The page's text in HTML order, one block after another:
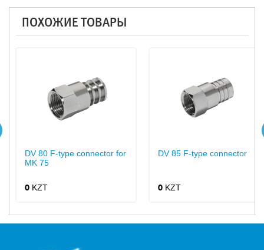
ПОХОЖИЕ ТОВАРЫ
DV 80 F-type connector for
MK 75
0 KZT
DV 85 F-type connector
0 KZT